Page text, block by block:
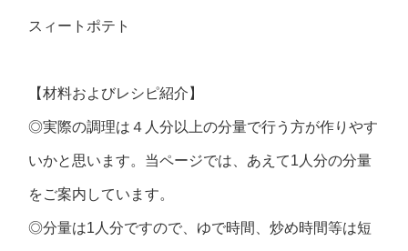
スィートポテト
【材料およびレシピ紹介】
◎実際の調理は４人分以上の分量で行う方が作りやす
いかと思います。当ページでは、あえて1人分の分量
をご案内しています。
◎分量は1人分ですので、ゆで時間、炒め時間等は短